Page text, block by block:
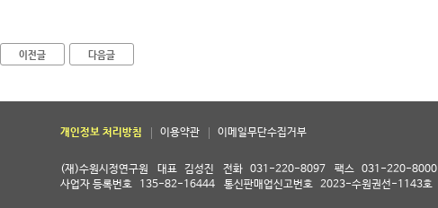
이전글 다음글
개인정보 처리방침 이용약관 이메일무단수집거부
(재)수원시정연구원 대표 김성진 전화 031-220-8097 팩스 031-220-8000
사업자 등록번호
135-82-16444 통신판매업신고번호 2023-수원권선-1143호